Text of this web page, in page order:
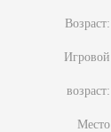
Возраст:
Игровой
возраст:
Место